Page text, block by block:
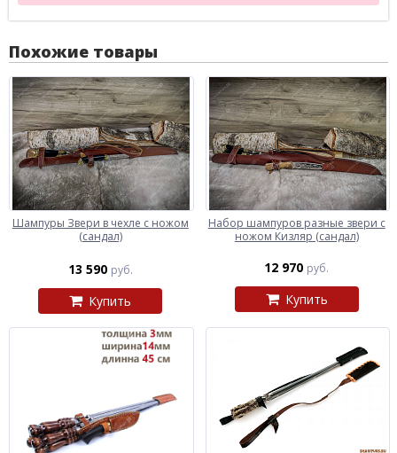
Похожие товары
Шампуры Звери в чехле с ножом
(сандал)
13 590 руб.
Купить
Набор шампуров разные звери с
ножом Кизляр (сандал)
12 970 руб.
Купить